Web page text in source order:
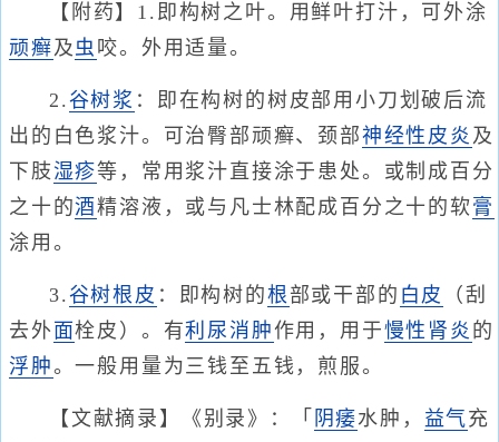
【附药】1.即构树之叶。用鲜叶打汁，可外涂
顽癣及虫 咬。外用适量。
2.谷树浆 ：即在构树的树皮部用小刀划破后流
出的白色浆汁。可治臀部顽癣、颈部神经性皮炎 及
下肢湿疹等，常用浆汁直接涂于患处。或制成百分
之十的酒精溶液，或与凡士林配成百分之十的软膏
涂用。
3.谷树根皮 ：即构树的根 部或干部的 白皮
（刮
去外 面栓皮）。有利尿消肿作用，用于慢性肾炎 的
浮肿。一般用量为三钱至五钱，煎服。
【文献摘录】《别录》：「 阴痿水肿， 益气充